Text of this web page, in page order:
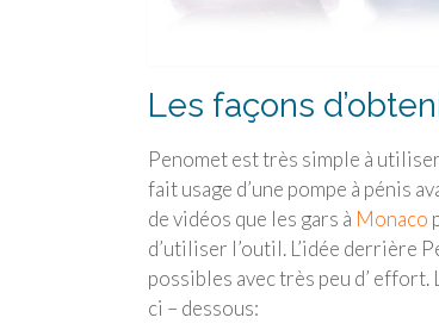
Les façons
Penomet est très simple à
fait usage d’une pompe à pénis
de vidéos que les gars à Monaco
d’utiliser l’outil. L’idée derrière
possibles avec très peu d’
ci – dessous: